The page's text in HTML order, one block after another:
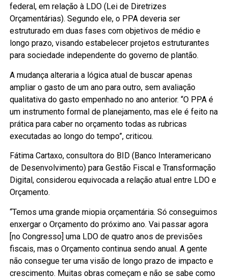
federal, em relação à LDO (Lei de Diretrizes
Orçamentárias). Segundo ele, o PPA deveria ser
estruturado em duas fases com objetivos de médio e
longo prazo, visando estabelecer projetos estruturantes
para sociedade independente do governo de plantão.
A mudança alteraria a lógica atual de buscar apenas
ampliar o gasto de um ano para outro, sem avaliação
qualitativa do gasto empenhado no ano anterior. “O PPA é
um instrumento formal de planejamento, mas ele é feito na
prática para caber no orçamento todas as rubricas
executadas ao longo do tempo”, criticou.
Fátima Cartaxo, consultora do BID (Banco Interamericano
de Desenvolvimento) para Gestão Fiscal e Transformação
Digital, considerou equivocada a relação atual entre LDO e
Orçamento.
“Temos uma grande miopia orçamentária. Só conseguimos
enxergar o Orçamento do próximo ano. Vai passar agora
[no Congresso] uma LDO de quatro anos de previsões
fiscais, mas o Orçamento continua sendo anual. A gente
não consegue ter uma visão de longo prazo de impacto e
crescimento. Muitas obras começam e não se sabe como